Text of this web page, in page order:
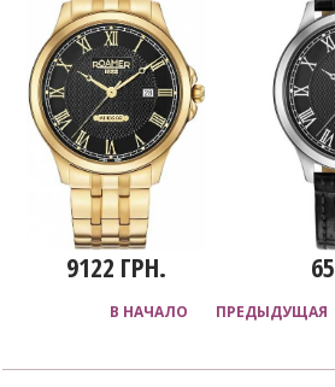
9122 ГРН.
В НАЧАЛО ПРЕДЫДУЩАЯ